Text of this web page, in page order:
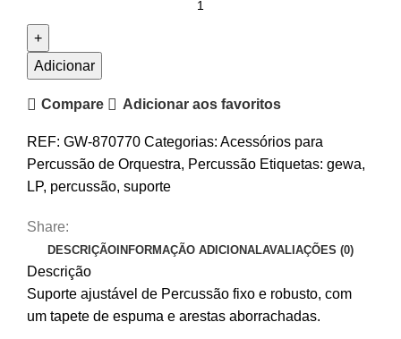
Mesa
para
LP
Adicionar
Compare Adicionar aos favoritos
REF: GW-870770 Categorias: Acessórios para
Percussão de Orquestra, Percussão Etiquetas: gewa,
LP, percussão, suporte
Share:
DESCRIÇÃOINFORMAÇÃO ADICIONALAVALIAÇÕES (0)
Descrição
Suporte ajustável de Percussão fixo e robusto, com
um tapete de espuma e arestas aborrachadas.